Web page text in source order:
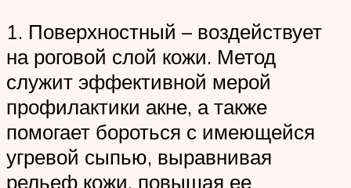
1. Поверхностный – воздействует
на роговой слой кожи. Метод
служит эффективной мерой
профилактики акне, а также
помогает бороться с имеющейся
угревой сыпью, выравнивая
рельеф кожи, повышая ее